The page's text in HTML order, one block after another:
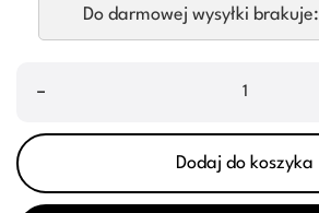
Do darmowej wysyłki brakuje:
–
Dodaj do koszyka